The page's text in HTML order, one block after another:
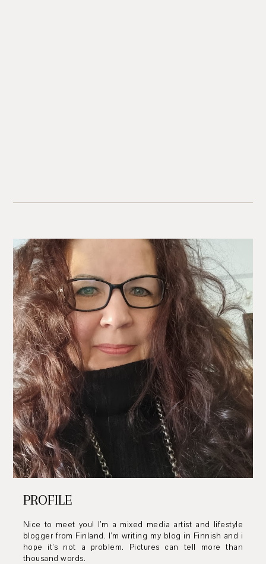
PROFILE
Nice to meet you! I’m a mixed media artist and lifestyle
blogger from Finland. I’m writing my blog in Finnish and i
hope it’s not a problem. Pictures can tell more than
thousand words.